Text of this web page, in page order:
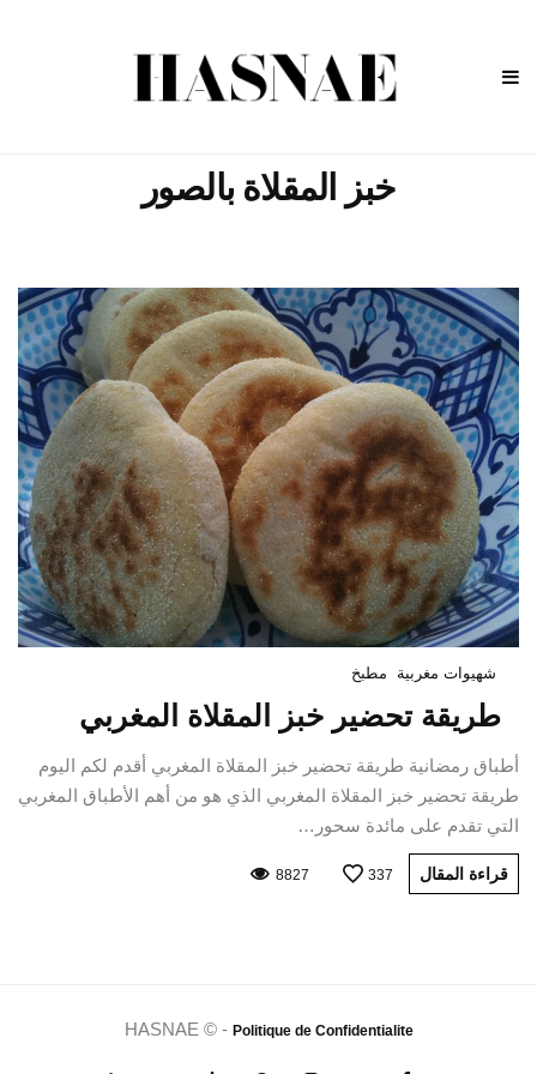
خبز المقلاة بالصور
شهيوات مغربية مطبخ
طريقة تحضير خبز المقلاة المغربي
أطباق رمضانية طريقة تحضير خبز المقلاة المغربي أقدم لكم اليوم
طريقة تحضير خبز المقلاة المغربي الذي هو من أهم الأطباق المغربي
التي تقدم على مائدة سحور…
قراءة المقال 337
8827
HASNAE © - Politique de Confidentialite